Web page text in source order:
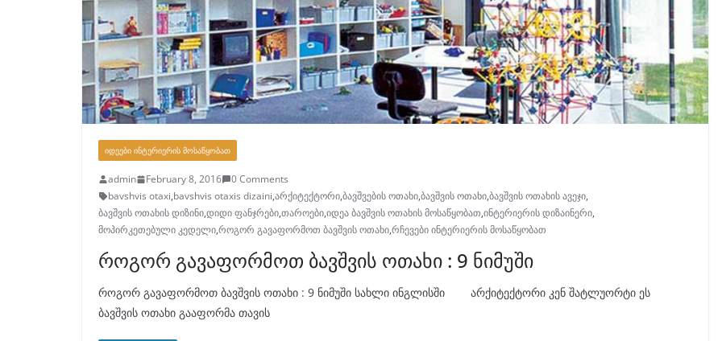
ᲘᲓᲔᲔᲑᲘ ᲘᲜᲢᲔᲠᲘᲔᲠᲘᲡ ᲛᲝᲡᲐᲬᲧᲝᲑᲐᲗ
admin February 8, 2016
0 Comments
bavshvis otaxi,bavshvis otaxis dizaini,არქიტექტორი,ბავშვების ოთახი,ბავშვის ოთახი,ბავშვის ოთახის ავეჯი,
ბავშვის ოთახის დიზინი,დიდი ფანჯრები,თაროები,იდეა ბავშვის ოთახის მოსაწყობათ,ინტერიერის დიზაინერი,
მოპირკეთებული კედელი,როგორ გავაფორმოთ ბავშვის ოთახი,რჩევები ინტერიერის მოსაწყობათ
როგორ გავაფორმოთ ბავშვის ოთახი : 9 ნიმუში
როგორ გავაფორმოთ ბავშვის ოთახი : 9 ნიმუში სახლი ინგლისში არქიტექტორი კენ შატლუორტი ეს
ბავშვის ოთახი გააფორმა თავის